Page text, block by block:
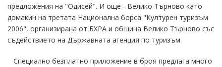
предложения на "Одисей". И още - Велико Търново като
домакин на третата Национална борса "Културен туризъм
2006", организирана от БХРА и община Велико Търново със
съдействието на Държавната агенция по туризъм.
Специално безплатно приложение в броя предлага много